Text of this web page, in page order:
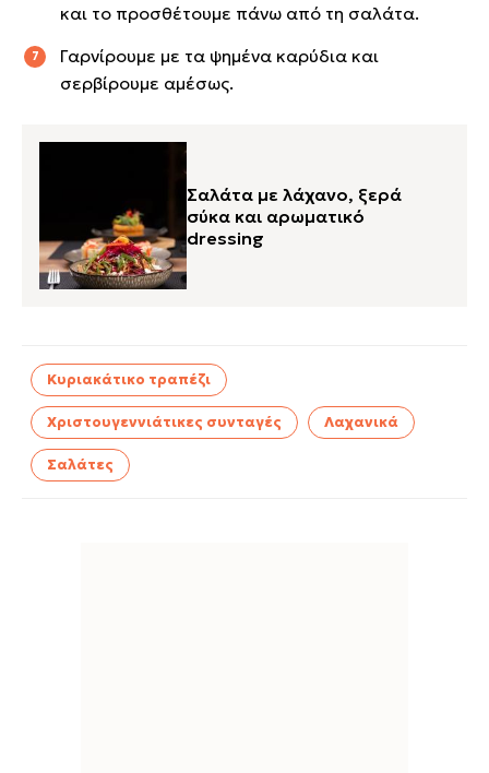
και το προσθέτουμε πάνω από τη σαλάτα.
Γαρνίρουμε με τα ψημένα καρύδια και
σερβίρουμε αμέσως.
Σαλάτα με λάχανο, ξερά
σύκα και αρωματικό
dressing
Κυριακάτικο τραπέζι
Χριστουγεννιάτικες συνταγές Λαχανικά
Σαλάτες